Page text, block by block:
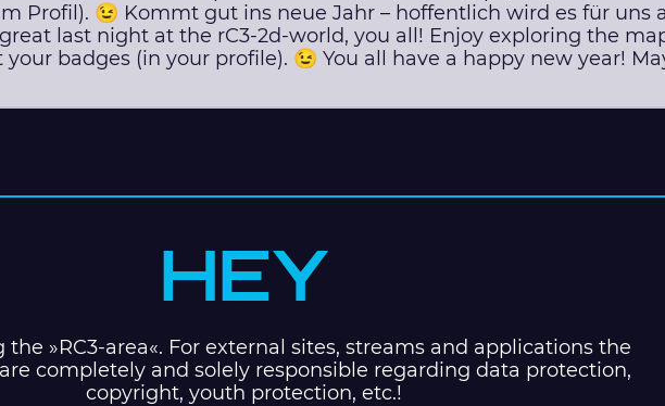
Profil). 😉 Kommt gut ins neue Jahr – hoffentlich wird es für uns
last night at the rC3-2d-world, you all! Enjoy exploring the
badges (in your profile). 😉 You all have a happy new year!
HEY
the »RC3-area«. For external sites, streams and applications the
completely and solely responsible regarding data protection,
copyright, youth protection, etc.!